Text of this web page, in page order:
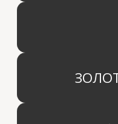
info@aridahome.ru
+7 (495) 136 69 40